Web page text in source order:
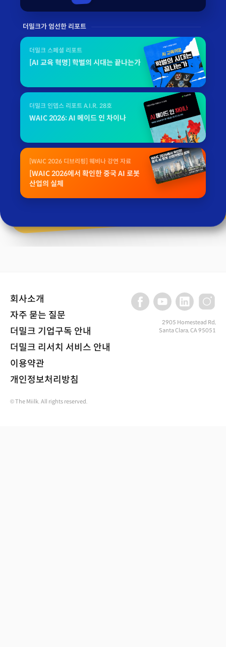
더밀크가 엄선한 리포트
더밀크 스페셜 리포트
[AI 교육 혁명] 학벌의 시대는 끝나는가
더밀크 인뎁스 리포트 A.I.R. 28호
WAIC 2026: AI 메이드 인 차이나
[WAIC 2026 디브리핑] 웨비나 강연 자료
[WAIC 2026에서 확인한 중국 AI 로봇
산업의 실체
회사소개
자주 묻는 질문
더밀크 기업구독 안내
더밀크 리서치 서비스 안내
이용약관
개인정보처리방침
2905 Homestead Rd,
Santa Clara, CA 95051
© The Miilk. All rights reserved.